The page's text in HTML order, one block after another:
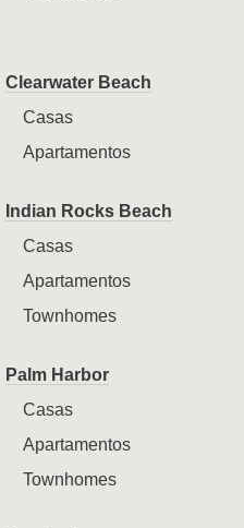
Clearwater Beach
Casas
Apartamentos
Indian Rocks Beach
Casas
Apartamentos
Townhomes
Palm Harbor
Casas
Apartamentos
Townhomes